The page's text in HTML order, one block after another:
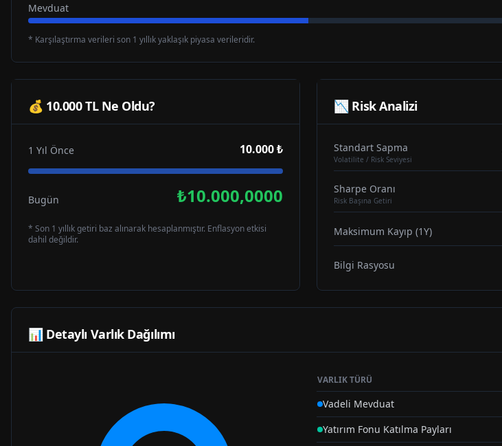
Mevduat
* Karşılaştırma verileri son 1 yıllık yaklaşık piyasa verileridir.
💰 10.000 TL Ne Oldu?
1 Yıl Önce 10.000 ₺
Bugün ₺10.000,0000
* Son 1 yıllık getiri baz alınarak hesaplanmıştır. Enflasyon etkisi
dahil değildir.
📉 Risk Analizi
Standart Sapma
Volatilite / Risk Seviyesi
Sharpe Oranı
Risk Başına Getiri
Maksimum Kayıp (1Y)
Bilgi Rasyosu
📊 Detaylı Varlık Dağılımı
VARLIK TÜRÜ
Vadeli Mevduat
Yatırım Fonu Katılma Payları